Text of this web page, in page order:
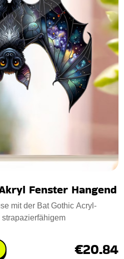
Fenster Hangend
mit der Bat Gothic Acryl-
€20.84